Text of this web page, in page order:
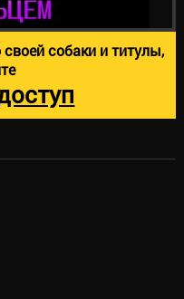
собаки и титулы,